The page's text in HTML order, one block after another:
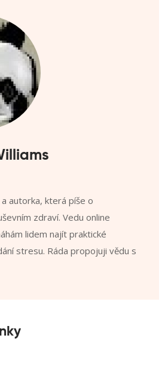
autorka, která píše o
zdraví. Vedu online
lidem najít praktické
stresu. Ráda propojuji vědu s